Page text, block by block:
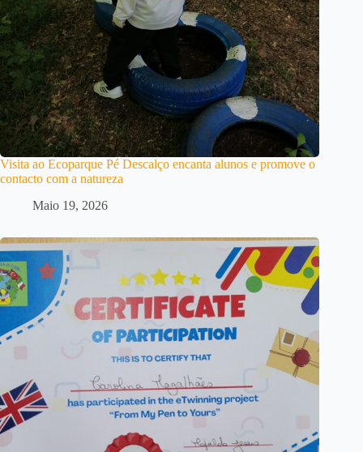
Visita ao Ecoparque Pé Descalço encanta alunos e promove o
contacto com a natureza
Maio 19, 2026